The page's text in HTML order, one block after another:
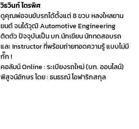
วิธวินท์ ไตรพิศ
ดูคุณพ่อจนขับรถได้ตั้งแต่ 8 ขวบ หลงใหลยาน
ยนต์ จนได้วุฒิ Automotive Engineering
ติดตัว ปัจจุบันเป็น บก.นักเขียน นักทดสอบรถ
และ Instructor ที่พร้อมถ่ายทอดความรู้ แบบไม่มี
กั๊ก !
คอลัมน์ Online : ระเบียงรถใหม่ (บก. ออนไลน์)
พิสูจน์อักษร โดย : ธนธรณ์ โอฬาริกสกุล